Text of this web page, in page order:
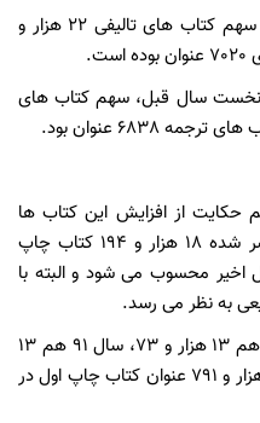
امسال از بین کتاب های منتشر شده سهم کتاب های تالیفی 22 هزار و
سال قبل، سهم کتاب های
از افزایش این کتاب ها
دارد. امسال از میان کتاب های منتشر شده 18 هزار و 194 کتاب چاپ
محسوب می شود و البته با
به نظر می رسد.
سال گذشته 15 هزار و 727، سال 92 هم 13 هزار و 73، سال 91 هم 13
هزار و 815 و سرانجام سال 90 نیز 13 هزار و 791 عنوان کتاب چاپ اول در